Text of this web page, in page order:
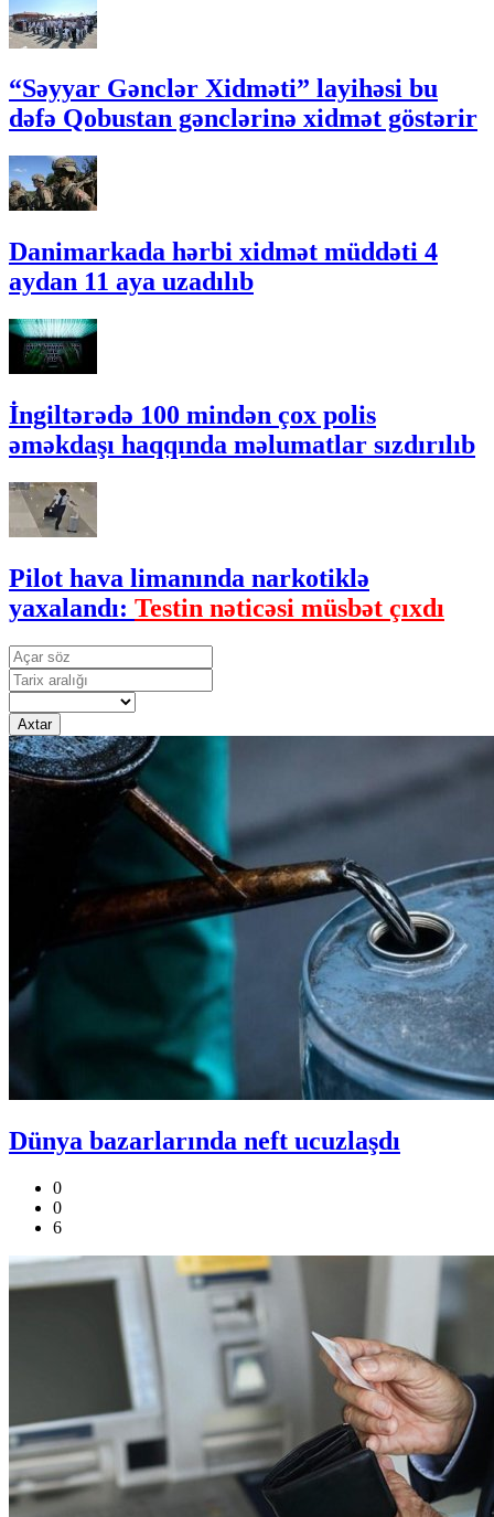
“Səyyar Gənclər Xidməti” layihəsi bu
dəfə Qobustan gənclərinə xidmət göstərir
Danimarkada hərbi xidmət müddəti 4
aydan 11 aya uzadılıb
İngiltərədə 100 mindən çox polis
əməkdaşı haqqında məlumatlar sızdırılıb
Pilot hava limanında narkotiklə
yaxalandı: Testin nəticəsi müsbət çıxdı
Axtar
Dünya bazarlarında neft ucuzlaşdı
0
0
6